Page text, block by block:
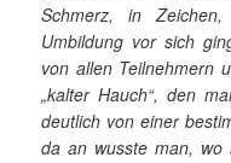
Schmerz, in
Umbildung vor sich
von allen Teilnehmern
„kalter Hauch“, den
deutlich von einer
da an wusste man, wo